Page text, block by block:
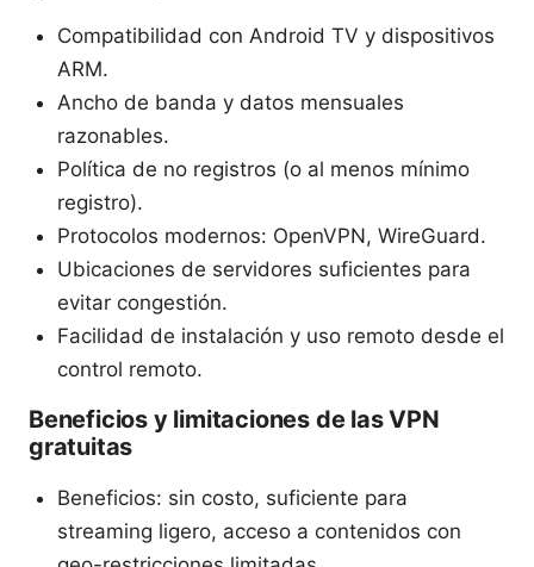
Compatibilidad con Android TV y dispositivos
ARM.
Ancho de banda y datos mensuales
razonables.
Política de no registros (o al menos mínimo
registro).
Protocolos modernos: OpenVPN, WireGuard.
Ubicaciones de servidores suficientes para
evitar congestión.
Facilidad de instalación y uso remoto desde el
control remoto.
Beneficios y limitaciones de las VPN
gratuitas
Beneficios: sin costo, suficiente para
streaming ligero, acceso a contenidos con